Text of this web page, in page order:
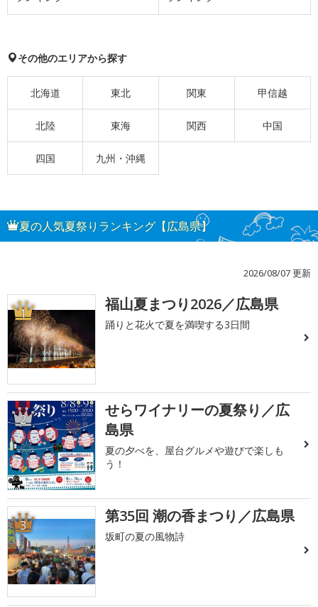
その他のエリアから探す
北海道 東北 関東 甲信越
北陸 東海 関西 中国
四国 九州・沖縄
夏の人気夏祭りランキング【広島県】
2026/08/07 更新
1 福山夏まつり2026／広島県
踊りと花火で夏を満喫する3日間
2
せらワイナリーの夏祭り／広
島県
夏の夕べを、屋台グルメや遊びで楽しも
う！
3 第35回 潮の香まつり／広島県
坂町の夏の風物詩